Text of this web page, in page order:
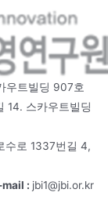
우트빌딩 907호
14. 스카우트빌딩
수로 1337번길 4,
mail : jbi1@jbi.or.kr